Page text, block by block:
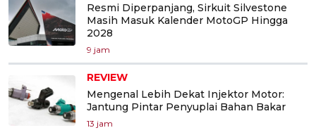
Resmi Diperpanjang, Sirkuit Silvestone
Masih Masuk Kalender MotoGP Hingga
2028
9 jam
REVIEW
Mengenal Lebih Dekat Injektor Motor:
Jantung Pintar Penyuplai Bahan Bakar
13 jam